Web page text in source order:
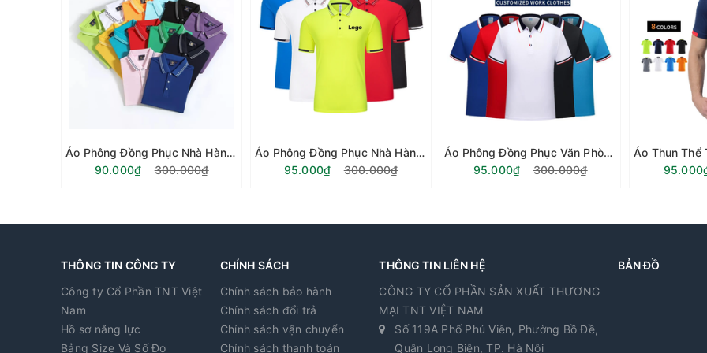
Áo Phông Đồng Phục Nhà Hàng - Vải Cá Sấu Co Giãn 4 Chiều Vải 100% Cottong
90.000₫
300.000₫
Áo Phông Đồng Phục Nhà Hàng - Vải Cá Sấu Co Giãn 4 Chiều Vải PE
95.000₫
300.000₫
Áo Phông Đồng Phục Văn Phòng - Cá Sấu Co Giãn 4 Chiều Vải Poly
95.000₫
300.000₫
THÔNG TIN CÔNG TY
Công ty Cổ Phần TNT Việt
Nam
Hồ sơ năng lực
Bảng Size Và Số Đo
CHÍNH SÁCH
Chính sách bảo hành
Chính sách đổi trả
Chính sách vận chuyển
Chính sách thanh toán
THÔNG TIN LIÊN HỆ
CÔNG TY CỔ PHẦN SẢN XUẤT THƯƠNG
MẠI TNT VIỆT NAM
Số 119A Phố Phú Viên, Phường Bồ Đề,
Quận Long Biên, TP. Hà Nội
BẢN ĐỒ